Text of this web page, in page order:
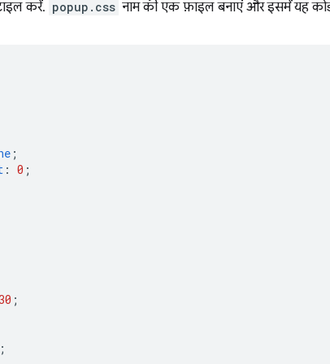
करें. popup.css नाम की एक फ़ाइल बनाएं और इसमें यह
;
: 0 ;
;
;